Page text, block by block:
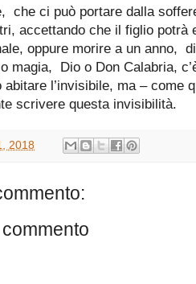
che ci può portare dalla
accettando che il figlio potrà
oppure morire a un anno,
magia,
Dio o Don Calabria,
abitare l’invisibile, ma – come
scrivere questa invisibilità.
2018